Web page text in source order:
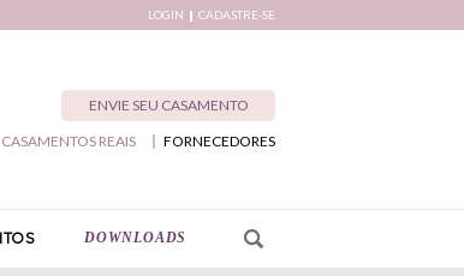
LOGIN CADASTRE-SE
ENVIE SEU CASAMENTO
FORNECEDORES
CASAMENTOS REAIS
DOWNLOADS